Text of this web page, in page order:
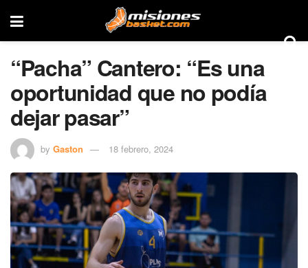
“Pacha” Cantero: “Es una
oportunidad que no podía
dejar pasar”
by Gaston 18 febrero, 2024